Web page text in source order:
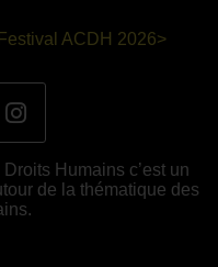
Humains c’est un
de la thématique des